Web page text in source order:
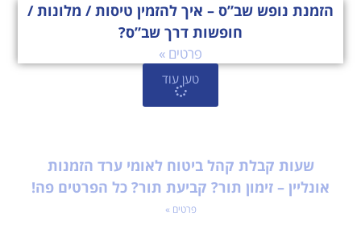
הזמנת נופש שב”ס – איך להזמין טיסות / מלונות /
חופשות דרך שב”ס?
פרטים »
טען עוד
שעות קבלת קהל ביטוח לאומי ערד הזמנות
אונליין – זימון תור? קביעת תור? כל הפרטים פה!
פרטים »